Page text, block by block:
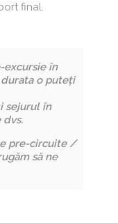
final.
excursie în
durata o puteți
sejurul în
pre-circuite /
să ne